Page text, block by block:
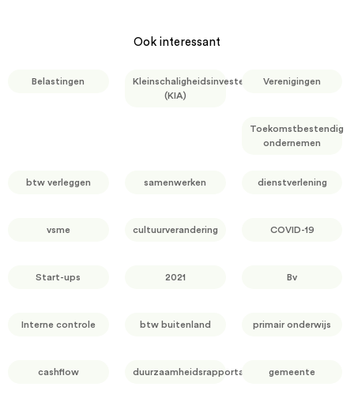
Ook interessant
Belastingen
Kleinschaligheidsinvesteringsaftrek
(KIA)
Verenigingen
Toekomstbestendig
ondernemen
btw verleggen samenwerken dienstverlening
vsme cultuurverandering COVID-19
Start-ups 2021 Bv
Interne controle btw buitenland primair onderwijs
cashflow duurzaamheidsrapportage gemeente